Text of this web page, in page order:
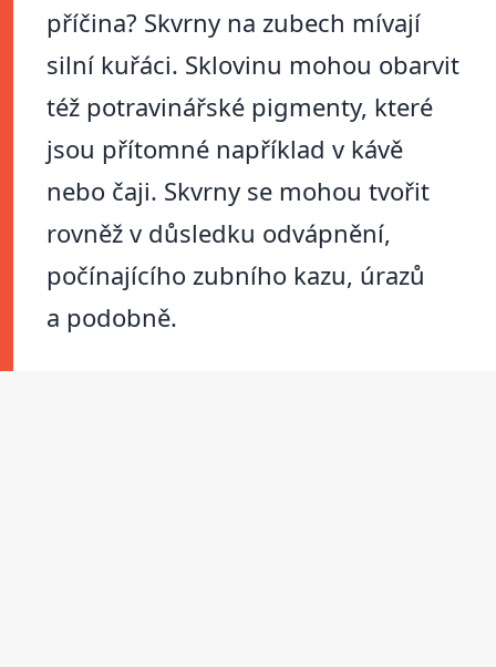
příčina? Skvrny na zubech mívají
silní kuřáci. Sklovinu mohou obarvit
též potravinářské pigmenty, které
jsou přítomné například v kávě
nebo čaji. Skvrny se mohou tvořit
rovněž v důsledku odvápnění,
počínajícího zubního kazu, úrazů
a podobně.